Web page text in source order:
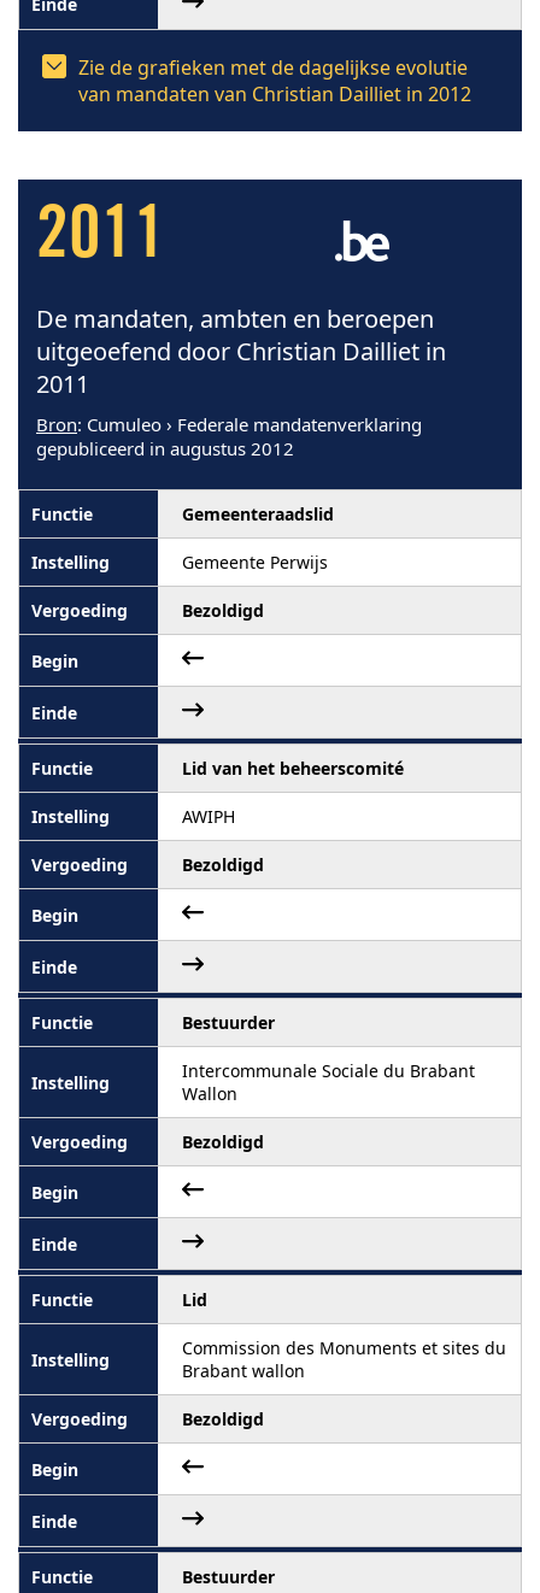
Zie de grafieken met de dagelijkse evolutie
van mandaten van Christian Dailliet in 2012
2011
De mandaten, ambten en beroepen
uitgeoefend door Christian Dailliet in
2011
Bron: Cumuleo › Federale mandatenverklaring
gepubliceerd in augustus 2012
Gemeenteraadslid
Gemeente Perwijs
Bezoldigd
Lid van het beheerscomité
AWIPH
Bezoldigd
Bestuurder
Intercommunale Sociale du Brabant
Wallon
Bezoldigd
Lid
Commission des Monuments et sites du
Brabant wallon
Bezoldigd
Bestuurder